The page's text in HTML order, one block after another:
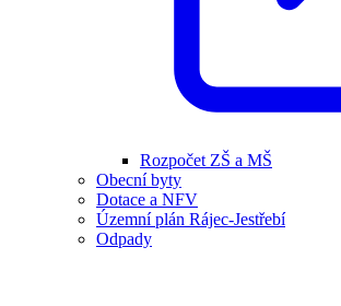
Rozpočet ZŠ a MŠ
Obecní byty
Dotace a NFV
Územní plán Rájec-Jestřebí
Odpady